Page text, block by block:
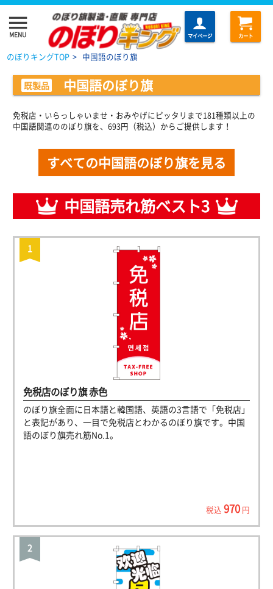
menu
MENU マイページ カート
のぼりキングTOP > 中国語のぼり旗
既製品 中国語のぼり旗
免税店・いらっしゃいませ・おみやげにピッタリまで181種類以上の
中国語関連ののぼり旗を、693円（税込）からご提供します！
すべての中国語のぼり旗を見る
中国語売れ筋ベスト3
免税店のぼり旗 赤色
のぼり旗全面に日本語と韓国語、英語の3言語で「免税店」
と表記があり、一目で免税店とわかるのぼり旗です。中国
語のぼり旗売れ筋No.1。
税込 970円